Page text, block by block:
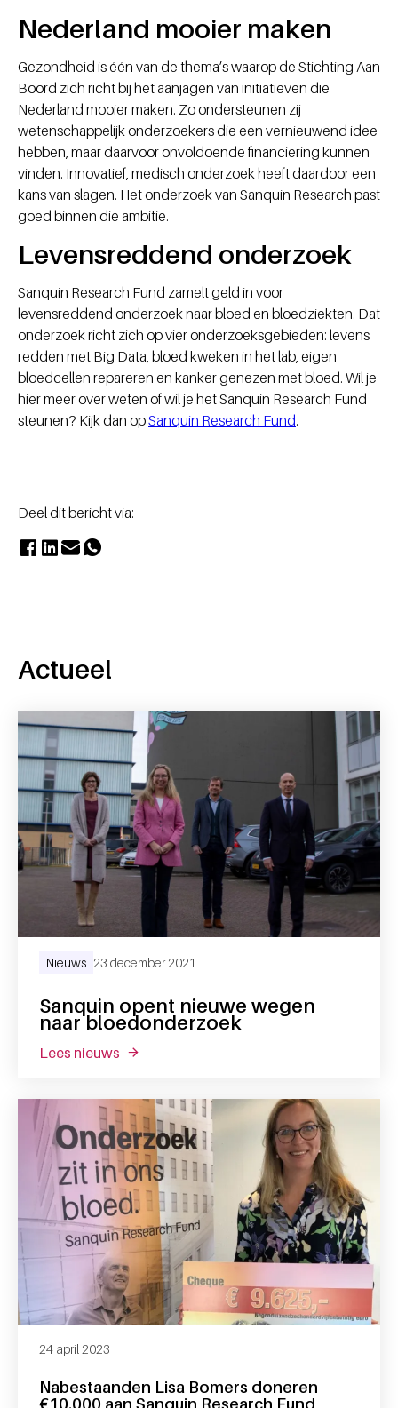
Nederland mooier maken
Gezondheid is één van de thema’s waarop de Stichting Aan
Boord zich richt bij het aanjagen van initiatieven die
Nederland mooier maken. Zo ondersteunen zij
wetenschappelijk onderzoekers die een vernieuwend idee
hebben, maar daarvoor onvoldoende financiering kunnen
vinden. Innovatief, medisch onderzoek heeft daardoor een
kans van slagen. Het onderzoek van Sanquin Research past
goed binnen die ambitie.
Levensreddend onderzoek
Sanquin Research Fund zamelt geld in voor
levensreddend onderzoek naar bloed en bloedziekten. Dat
onderzoek richt zich op vier onderzoeksgebieden: levens
redden met Big Data, bloed kweken in het lab, eigen
bloedcellen repareren en kanker genezen met bloed. Wil je
hier meer over weten of wil je het Sanquin Research Fund
steunen? Kijk dan opSanquin Research Fund.
Deel dit bericht via:
Actueel
Sanquin opent nieuwe wegen
naar bloedonderzoek
Nieuws 23 december 2021
lees nieuws over sanquin opent nieuwe wegen naar
Nabestaanden Lisa Bomers doneren
€10.000 aan Sanquin Research Fund
24 april 2023